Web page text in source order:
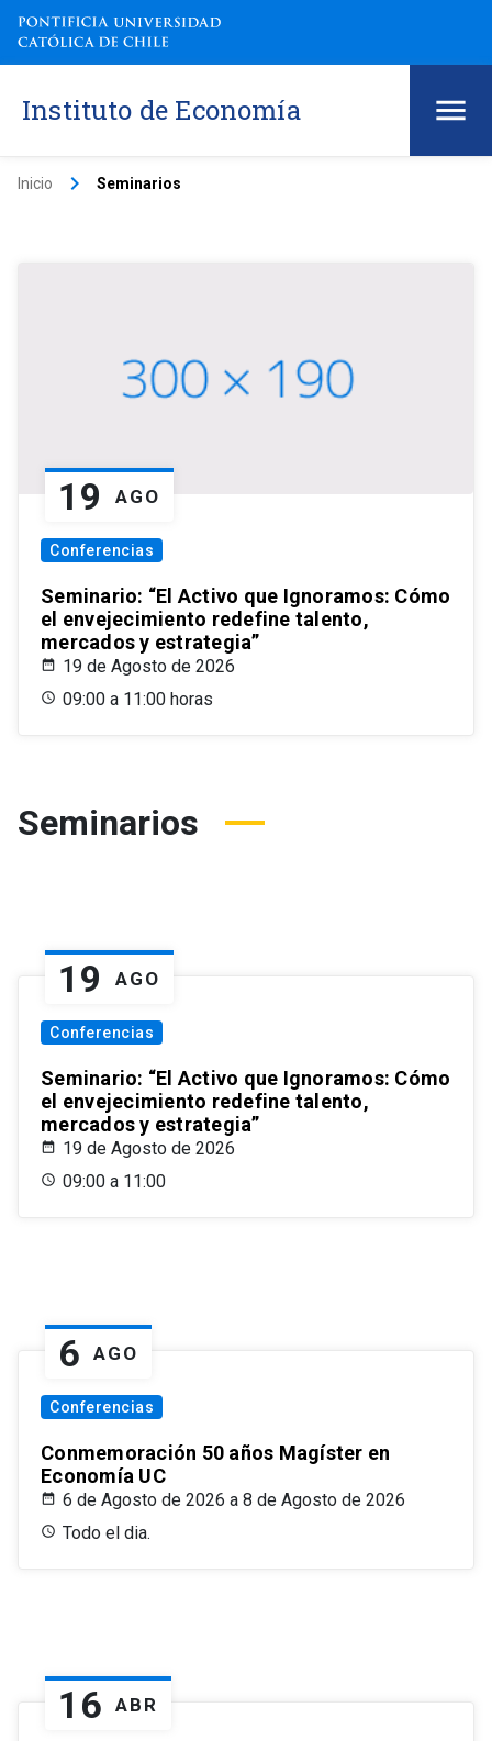
Instituto de Economía
Inicio keyboard_arrow_right Seminarios
19 AGO
Conferencias
Seminario: “El Activo que Ignoramos: Cómo
el envejecimiento redefine talento,
mercados y estrategia”
19 de Agosto de 2026
09:00 a 11:00 horas
Seminarios
19 AGO
Conferencias
Seminario: “El Activo que Ignoramos: Cómo
el envejecimiento redefine talento,
mercados y estrategia”
19 de Agosto de 2026
09:00 a 11:00
6 AGO
Conferencias
Conmemoración 50 años Magíster en
Economía UC
6 de Agosto de 2026 a 8 de Agosto de 2026
Todo el dia.
16 ABR